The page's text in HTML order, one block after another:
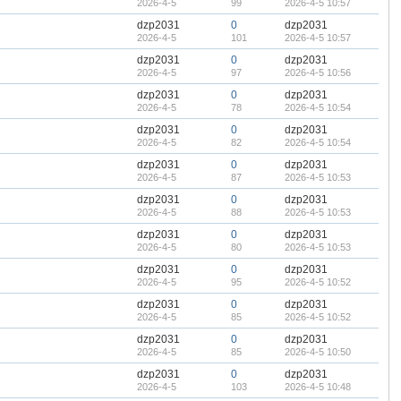
2026-4-5 99 2026-4-5 10:57
dzp2031
2026-4-5
0
101
dzp2031
2026-4-5 10:57
dzp2031
2026-4-5
0
97
dzp2031
2026-4-5 10:56
dzp2031
2026-4-5
0
78
dzp2031
2026-4-5 10:54
dzp2031
2026-4-5
0
82
dzp2031
2026-4-5 10:54
dzp2031
2026-4-5
0
87
dzp2031
2026-4-5 10:53
dzp2031
2026-4-5
0
88
dzp2031
2026-4-5 10:53
dzp2031
2026-4-5
0
80
dzp2031
2026-4-5 10:53
dzp2031
2026-4-5
0
95
dzp2031
2026-4-5 10:52
dzp2031
2026-4-5
0
85
dzp2031
2026-4-5 10:52
dzp2031
2026-4-5
0
85
dzp2031
2026-4-5 10:50
dzp2031
2026-4-5
0
103
dzp2031
2026-4-5 10:48